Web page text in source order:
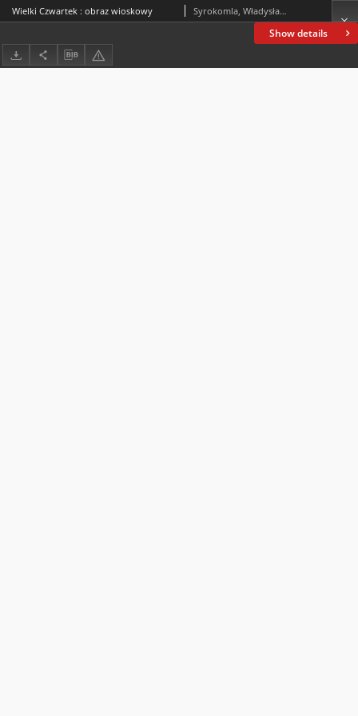
Show details
Wielki Czwartek : obraz wioskowy Syrokomla, Władysław (1823-1862)